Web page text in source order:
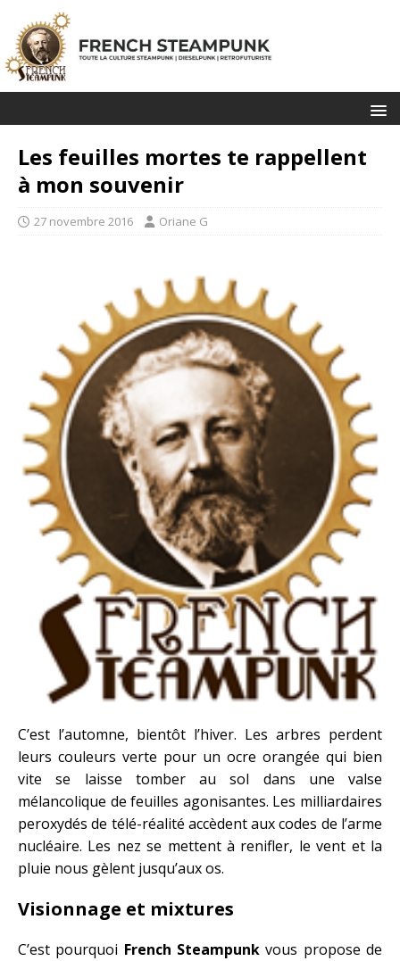
Les feuilles mortes te rappellent
à mon souvenir
27 novembre 2016 Oriane G
C’est l’automne, bientôt l’hiver. Les arbres perdent
leurs couleurs verte pour un ocre orangée qui bien
vite se laisse tomber au sol dans une valse
mélancolique de feuilles agonisantes. Les milliardaires
peroxydés de télé-réalité accèdent aux codes de l’arme
nucléaire. Les nez se mettent à renifler, le vent et la
pluie nous gèlent jusqu’aux os.
Visionnage et mixtures
C’est pourquoi French Steampunk vous propose de